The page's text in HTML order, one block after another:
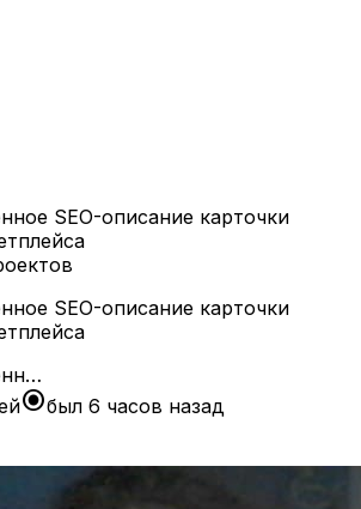
SEO-описание карточки
SEO-описание карточки
radio_button_checkedбыл 6 часов назад